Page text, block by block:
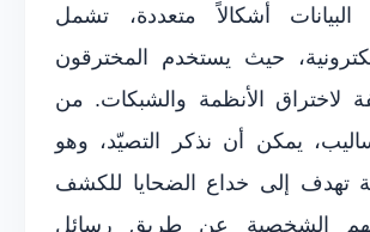
أشكالاً متعددة، تشمل
حيث يستخدم المخترقون
لاختراق الأنظمة والشبكات. من
يمكن أن نذكر التصيّد، وهو
تهدف إلى خداع الضحايا للكشف
الشخصية عن طريق رسائل